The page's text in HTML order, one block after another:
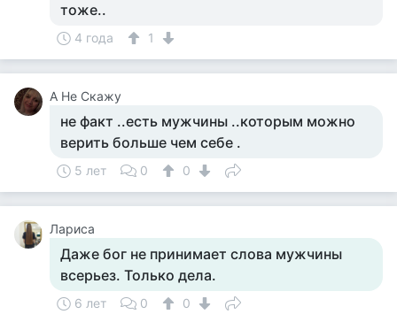
тоже..
4 года 1
А Не Скажу
не факт ..есть мужчины ..которым можно
верить больше чем себе .
5 лет 0 0
Лариса
Даже бог не принимает слова мужчины
всерьез. Только дела.
6 лет 0 0